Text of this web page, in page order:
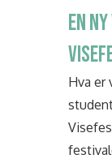
EN
Hva er